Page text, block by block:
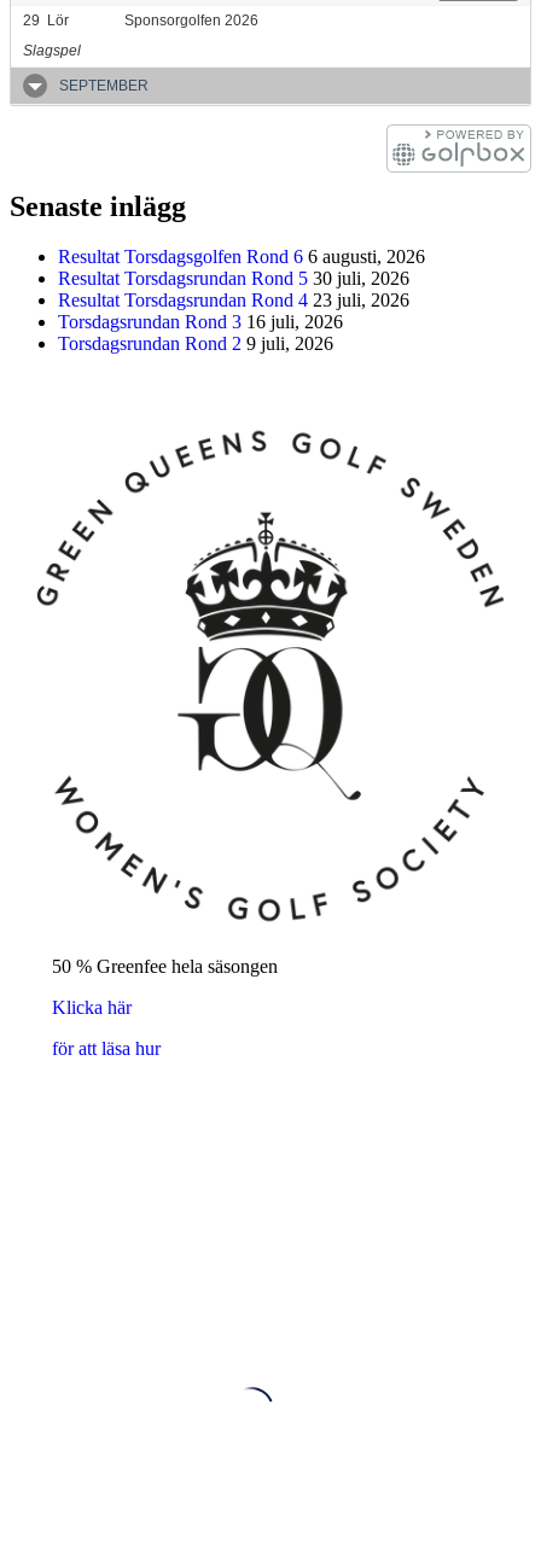
29 Lör
Sponsorgolfen 2026
Slagspel
SEPTEMBER
Senaste inlägg
Resultat Torsdagsgolfen Rond 6 6 augusti, 2026
Resultat Torsdagsrundan Rond 5 30 juli, 2026
Resultat Torsdagsrundan Rond 4 23 juli, 2026
Torsdagsrundan Rond 3 16 juli, 2026
Torsdagsrundan Rond 2 9 juli, 2026
50 % Greenfee hela säsongen
Klicka här
för att läsa hur